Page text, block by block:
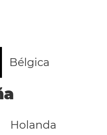
Bélgica
Holanda